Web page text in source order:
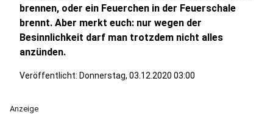
brennen, oder ein Feuerchen in der Feuerschale
brennt. Aber merkt euch: nur wegen der
Besinnlichkeit darf man trotzdem nicht alles
anzünden.
Veröffentlicht: Donnerstag, 03.12.2020 03:00
Anzeige